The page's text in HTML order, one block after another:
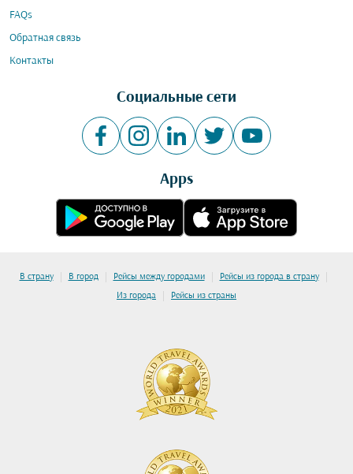
FAQs
Обратная связь
Контакты
Социальные сети
Apps
В страну | В город | Рейсы между городами | Рейсы из города в страну |
Из города | Рейсы из страны